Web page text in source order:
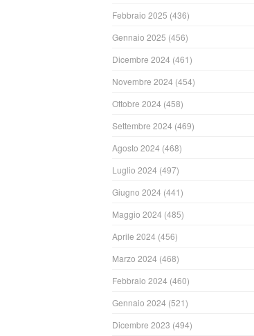
Febbraio 2025 (436)
Gennaio 2025 (456)
Dicembre 2024 (461)
Novembre 2024 (454)
Ottobre 2024 (458)
Settembre 2024 (469)
Agosto 2024 (468)
Luglio 2024 (497)
Giugno 2024 (441)
Maggio 2024 (485)
Aprile 2024 (456)
Marzo 2024 (468)
Febbraio 2024 (460)
Gennaio 2024 (521)
Dicembre 2023 (494)